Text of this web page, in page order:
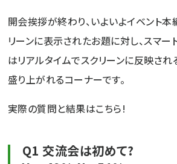
開会挨拶が終わり、いよいよイベント本
リーンに表示されたお題に対し、スマ
はリアルタイムでスクリーンに反映さ
盛り上がれるコーナーです。
実際の質問と結果はこちら!
Q1 交流会は初めて?